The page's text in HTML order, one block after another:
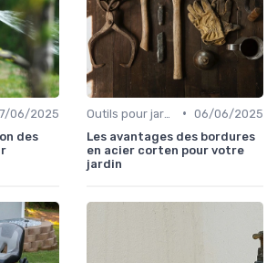
06/2025
des
• 06/06/2025
Les avantages des bordures
en acier corten pour votre
jardin